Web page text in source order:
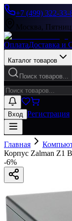
+7 (499) 322-33-
Москва,
ОплатаДоставка и
Каталог товаров
Поиск товаров...
Вход Регистрация
Главная
Корпус Zalman Z1
-6%